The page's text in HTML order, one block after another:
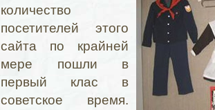
количество
посетителей этого
сайта по крайней
мере пошли в
первый клас в
советское время.